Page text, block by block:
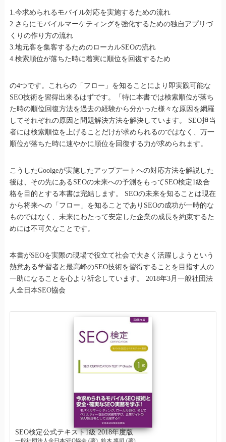
1.今求められるモバイル対応を実施するための流れ
2.さらにモバイルマーケティングを強化するための独自アプリづ
くりの作り方の流れ
3.地元客を集客するためのローカルSEOの流れ
4.検索順位が落ちた時に着実に順位を回復するため
の4つです。これらの「フロー」を知ることにより即実践可能な
SEO技術を習得出来るはずです。「特に本書では検索順位が落ち
た時の順位回復方法を過去の経験から分かった様々な原因を網羅
してそれぞれの原因と問題解決方法を解決しています。 SEO担当
者には検索順位を上げることだけが求められるのではなく、万一
順位が落ちた時に速やかに順位を回復する力が求められます。
こうしたGoolgeが実施したアップデートへの対応方法を解説した
後は、その先にあるSEOの未来への予測をもってSEO検定1級合
格を目的とする本書は完結します。 SEOの未来を知ることは現在
から将来への「フロー」を知ることでありSEOの成功が一時的な
ものではなく、未来にわたって安定した企業の成長を約束するた
めには不可欠なことです。
本書がSEOを実際の現場で役立て社会で大きく活躍しようという
熱意ある学習者と最高峰のSEO技術を習得することを目指す人の
一助になることを心より祈念しています。 2018年3月一般社団法
人全日本SEO協会
SEO検定公式テキスト1級 2018年度版
一般社団法人全日本SEO協会 (著), 鈴木 将司 (著)